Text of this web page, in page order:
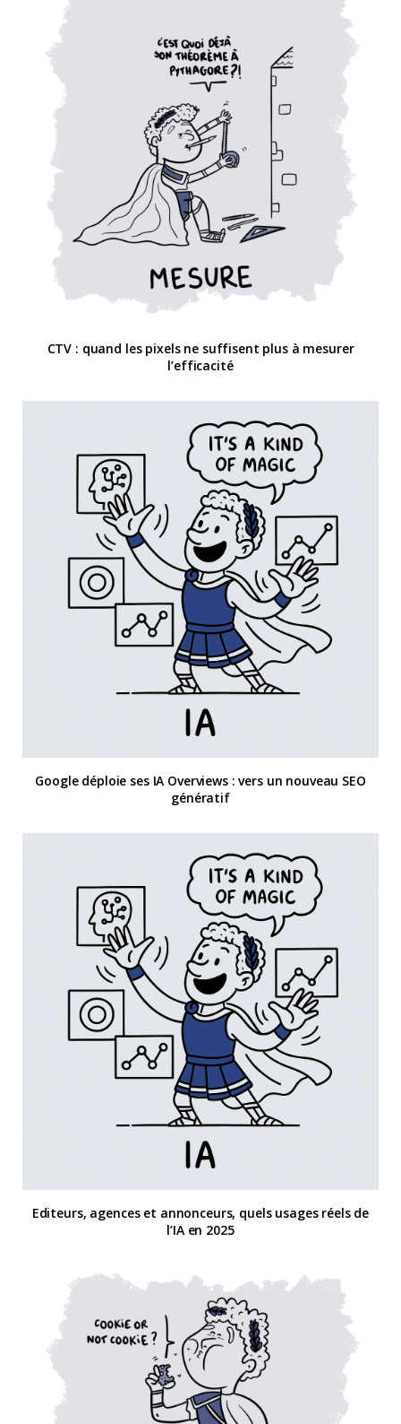
CTV : quand les pixels ne suffisent plus à mesurer
l’efficacité
Google déploie ses IA Overviews : vers un nouveau SEO
génératif
Editeurs, agences et annonceurs, quels usages réels de
l’IA en 2025